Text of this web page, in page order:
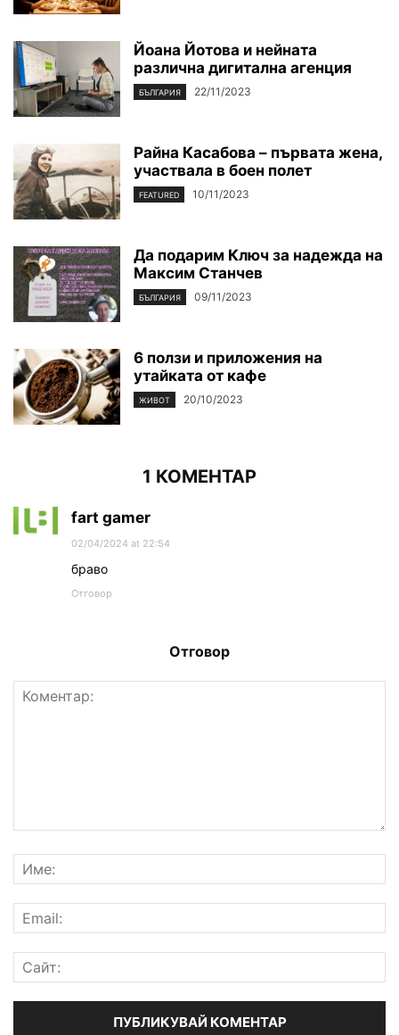
Йоана Йотова и нейната
различна дигитална агенция
БЪЛГАРИЯ 22/11/2023
Райна Касабова – първата жена,
участвала в боен полет
FEATURED 10/11/2023
Да подарим Ключ за надежда на
Максим Станчев
БЪЛГАРИЯ 09/11/2023
6 ползи и приложения на
утайката от кафе
ЖИВОТ 20/10/2023
1 КОМЕНТАР
fart gamer
02/04/2024 at 22:54
браво
Отговор
Отговор